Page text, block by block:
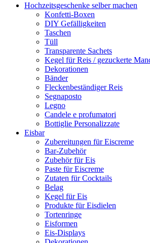
Hochzeitsgeschenke selber machen
Konfetti-Boxen
DIY Gefälligkeiten
Taschen
Tüll
Transparente Sachets
Kegel für Reis / gezuckerte
Dekorationen
Bänder
Fleckenbeständiger Reis
Segnaposto
Legno
Candele e profumatori
Bottiglie Personalizzate
Eisbar
Zubereitungen für Eiscreme
Bar-Zubehör
Zubehör für Eis
Paste für Eiscreme
Zutaten für Cocktails
Belag
Kegel für Eis
Produkte für Eisdielen
Tortenringe
Eisformen
Eis-Displays